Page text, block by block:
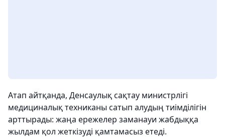
Атап айтқанда, Денсаулық сақтау министрлігі
медициналық техниканы сатып алудың тиімділігін
арттырады: жаңа ережелер заманауи жабдыққа
жылдам қол жеткізуді қамтамасыз етеді.